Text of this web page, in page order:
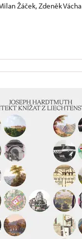
Žáček, Zdeněk Vácha